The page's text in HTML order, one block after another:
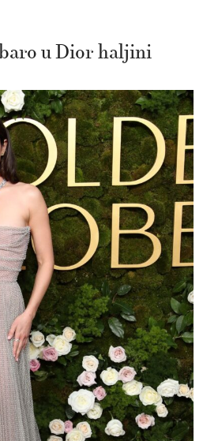
u Dior haljini